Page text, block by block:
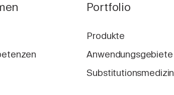
Portfolio
Produkte
Anwendungsgebiete
Substitutionsmedizin